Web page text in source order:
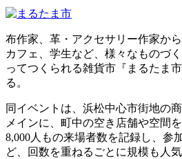
布作家、革・アクセサリー作家か
カフェ、学生など、様々なものづ
ってつくられる雑貨市『まるたま
る。
同イベントは、浜松中心市街地の
メインに、町中の空き店舗や空間
8,000人もの来場者数を記録し、参
ど、回数を重ねるごとに規模も人